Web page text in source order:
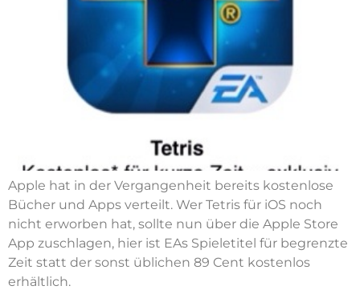
Apple hat in der Vergangenheit bereits kostenlose
Bücher und Apps verteilt. Wer Tetris für iOS noch
nicht erworben hat, sollte nun über die Apple Store
App zuschlagen, hier ist EAs Spieletitel für begrenzte
Zeit statt der sonst üblichen 89 Cent kostenlos
erhältlich.